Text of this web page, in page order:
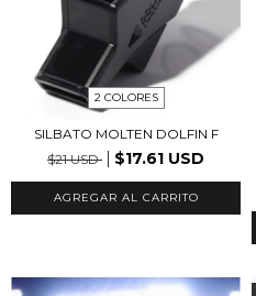
2 COLORES
SILBATO MOLTEN DOLFIN F
$21 USD
$17.61 USD
AGREGAR AL CARRITO